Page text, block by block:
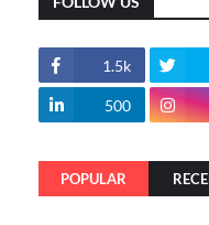
1.5k
500
POPULAR